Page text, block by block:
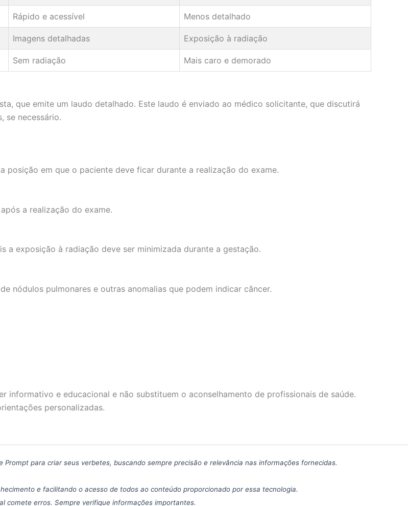
Rápido e acessível Menos detalhado
Imagens detalhadas Exposição à radiação
Sem radiação Mais caro e demorado
que emite um laudo detalhado. Este laudo é enviado ao médico solicitante, que discutirá
se necessário.
em que o paciente deve ficar durante a realização do exame.
a realização do exame.
exposição à radiação deve ser minimizada durante a gestação.
nódulos pulmonares e outras anomalias que podem indicar câncer.
informativo e educacional e não substituem o aconselhamento de profissionais de saúde.
personalizadas.
para criar seus verbetes, buscando sempre precisão e relevância nas informações fornecidas.
e facilitando o acesso de todos ao conteúdo proporcionado por essa tecnologia.
comete erros. Sempre verifique informações importantes.